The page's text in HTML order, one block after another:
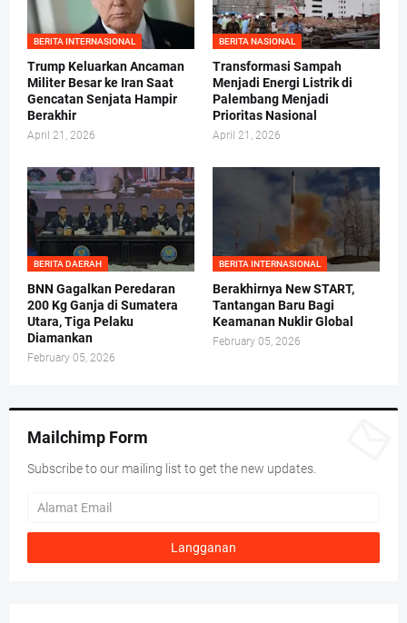
BERITA INTERNASIONAL
Trump Keluarkan Ancaman
Militer Besar ke Iran Saat
Gencatan Senjata Hampir
Berakhir
April 21, 2026
BERITA NASIONAL
Transformasi Sampah
Menjadi Energi Listrik di
Palembang Menjadi
Prioritas Nasional
April 21, 2026
BERITA DAERAH
BNN Gagalkan Peredaran
200 Kg Ganja di Sumatera
Utara, Tiga Pelaku
Diamankan
February 05, 2026
BERITA INTERNASIONAL
Berakhirnya New START,
Tantangan Baru Bagi
Keamanan Nuklir Global
February 05, 2026
Mailchimp Form
Subscribe to our mailing list to get the new updates.